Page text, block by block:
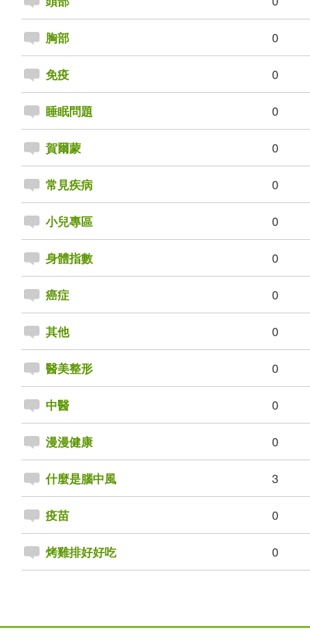
胸部 0
免疫 0
睡眠問題 0
賀爾蒙 0
常見疾病 0
小兒專區 0
身體指數 0
癌症 0
其他 0
醫美整形 0
中醫 0
漫漫健康 0
什麼是腦中風 3
疫苗 0
烤雞排好好吃 0